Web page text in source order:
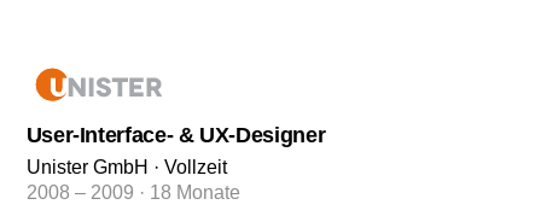
User-Interface- & UX-Designer
Unister GmbH · Vollzeit
2008 – 2009 · 18 Monate